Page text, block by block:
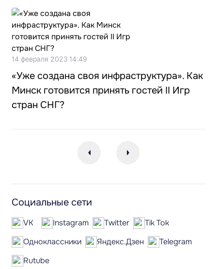
14 февраля 2023 14:49
«Уже создана своя инфраструктура». Как
Минск готовится принять гостей II Игр
стран СНГ?
Социальные сети
VK Instagram Twitter
Tik Tok
Одноклассники
Яндекс.Дзен
Telegram
Rutube